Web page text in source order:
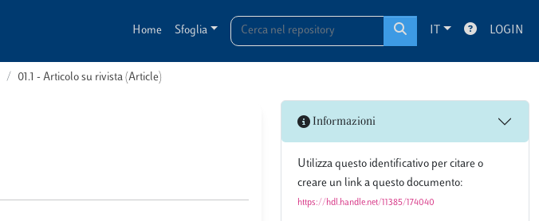
Home Sfoglia IT LOGIN
01.1 - Articolo su rivista (Article)
Informazioni
Utilizza questo identificativo per citare o
creare un link a questo documento:
https://hdl.handle.net/11385/174040